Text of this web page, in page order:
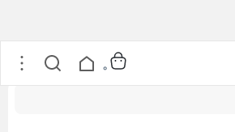
اسپری آبرسان بدن عصاره کاکائو وازلین 0